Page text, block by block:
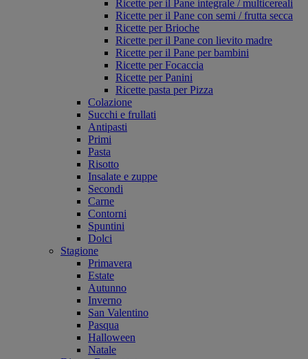
Ricette per il Pane integrale / multicereali
Ricette per il Pane con semi / frutta secca
Ricette per Brioche
Ricette per il Pane con lievito madre
Ricette per il Pane per bambini
Ricette per Focaccia
Ricette per Panini
Ricette pasta per Pizza
Colazione
Succhi e frullati
Antipasti
Primi
Pasta
Risotto
Insalate e zuppe
Secondi
Carne
Contorni
Spuntini
Dolci
Stagione
Primavera
Estate
Autunno
Inverno
San Valentino
Pasqua
Halloween
Natale